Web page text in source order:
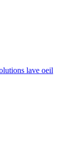
lave oeil